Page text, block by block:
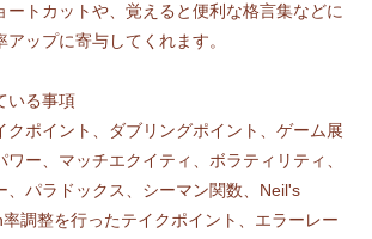
ートカットや、覚えると便利な格言集などに
ップに寄与してくれます。
いる事項
クポイント、ダブリングポイント、ゲーム展
ワー、マッチエクイティ、ボラティリティ、
、パラドックス、シーマン関数、Neil's
調整を行ったテイクポイント、エラーレー